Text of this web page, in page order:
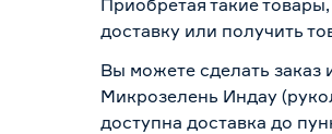
Приобретая такие
доставку или получить
Вы можете сделать заказ
Микрозелень Индау
доступна доставка до